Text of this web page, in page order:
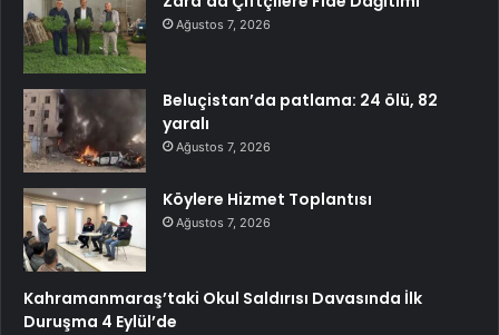
Ağustos 7, 2026
Beluçistan’da patlama: 24 ölü, 82
yaralı
Ağustos 7, 2026
Köylere Hizmet Toplantısı
Ağustos 7, 2026
Kahramanmaraş’taki Okul Saldırısı Davasında İlk
Duruşma 4 Eylül’de